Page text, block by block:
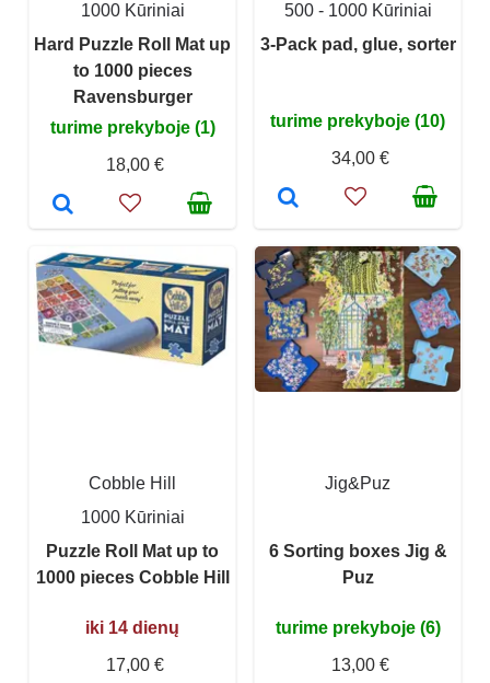
1000 Kūriniai
Hard Puzzle Roll Mat up
to 1000 pieces
Ravensburger
turime prekyboje (1)
18,00 €
500 - 1000 Kūriniai
3-Pack pad, glue, sorter
turime prekyboje (10)
34,00 €
Cobble Hill
1000 Kūriniai
Puzzle Roll Mat up to
1000 pieces Cobble Hill
iki 14 dienų
17,00 €
Jig&Puz
6 Sorting boxes Jig &
Puz
turime prekyboje (6)
13,00 €